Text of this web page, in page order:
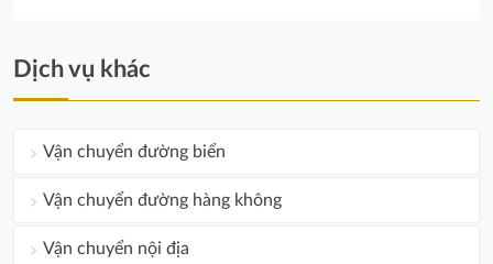
Dịch vụ khác
Vận chuyển đường biển
Vận chuyển đường hàng không
Vận chuyển nội địa